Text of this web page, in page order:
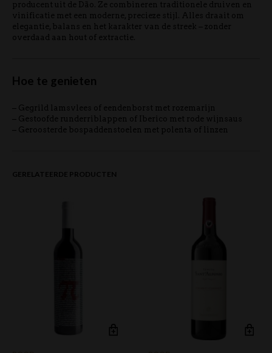
producent uit de Dão. Ze combineren traditionele druiven en
vinificatie met een moderne, precieze stijl. Alles draait om
elegantie, balans en het karakter van de streek – zonder
overdaad aan hout of extractie.
Hoe te genieten
– Gegrild lamsvlees of eendenborst met rozemarijn
– Gestoofde runderriblappen of Iberico met rode wijnsaus
– Geroosterde bospaddenstoelen met polenta of linzen
GERELATEERDE PRODUCTEN